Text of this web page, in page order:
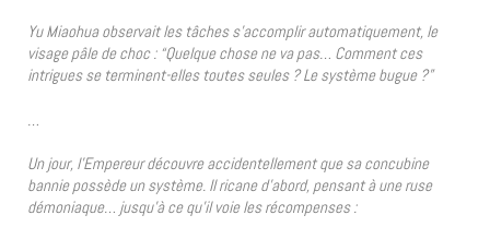
Yu Miaohua observait les tâches s’accomplir automatiquement, le
visage pâle de choc : “Quelque chose ne va pas… Comment ces
intrigues se terminent-elles toutes seules ? Le système bugue ?”
…
Un jour, l’Empereur découvre accidentellement que sa concubine
bannie possède un système. Il ricane d’abord, pensant à une ruse
démoniaque… jusqu’à ce qu’il voie les récompenses :